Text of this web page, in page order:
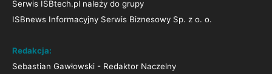
Serwis ISBtech.pl należy do grupy
ISBnews Informacyjny Serwis Biznesowy Sp. z o. o.
Redakcja:
Sebastian Gawłowski - Redaktor Naczelny